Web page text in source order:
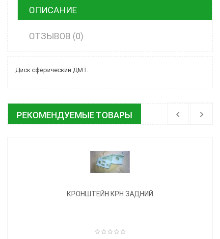
ОПИСАНИЕ
ОТЗЫВОВ (0)
Диск сферический ДМТ.
РЕКОМЕНДУЕМЫЕ ТОВАРЫ
КРОНШТЕЙН КРН ЗАДНИЙ